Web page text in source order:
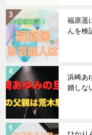
福原遥
んを検
浜崎あ
婚しな